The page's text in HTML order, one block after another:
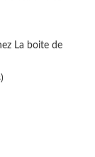
La boite de